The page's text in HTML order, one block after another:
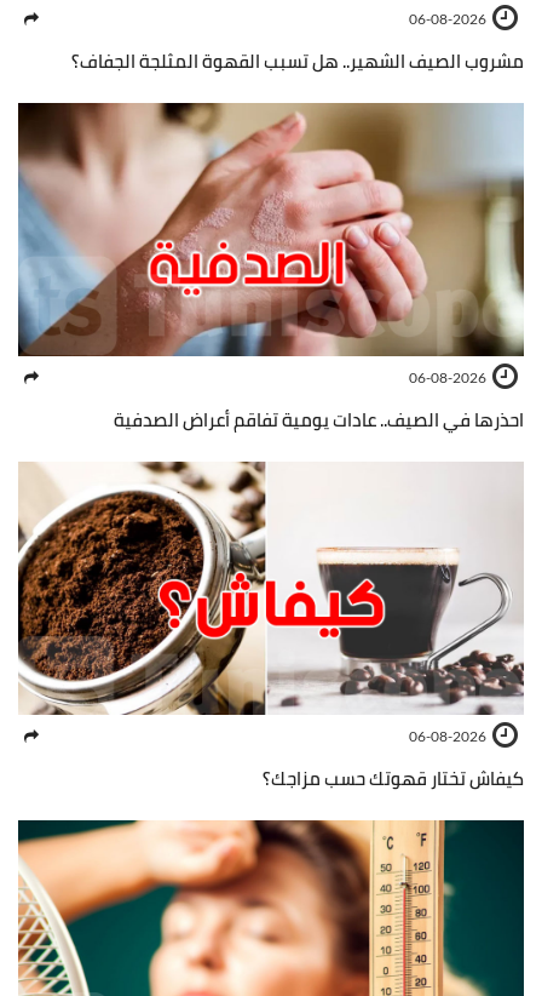
06-08-2026
مشروب الصيف الشهير.. هل تسبب القهوة المثلجة الجفاف؟
06-08-2026
احذرها في الصيف.. عادات يومية تفاقم أعراض الصدفية
06-08-2026
كيفاش تختار قهوتك حسب مزاجك؟